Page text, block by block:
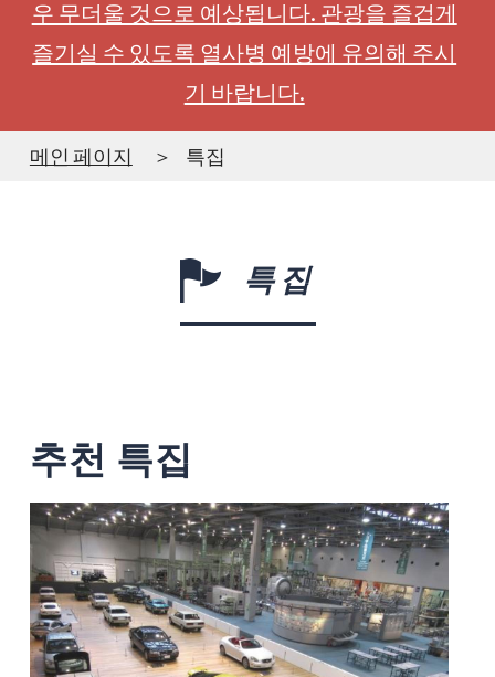
우 무더울 것으로 예상됩니다. 관광을 즐겁게
즐기실 수 있도록 열사병 예방에 유의해 주시
기 바랍니다.
메인 페이지 특집
특집
추천 특집